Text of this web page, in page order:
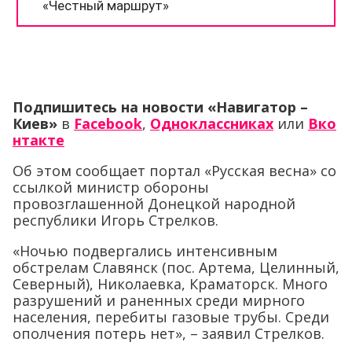
Подпишитесь на новости «Навигатор –
Киев» в Facebook, Одноклассниках или Вко
нтакте
Об этом сообщает портал «Русская весна» со
ссылкой министр обороны
провозглашенной Донецкой народной
республики Игорь Стрелков.
«Ночью подвергались интенсивным
обстрелам Славянск (пос. Артема, Целинный,
Северный), Николаевка, Краматорск. Много
разрушений и раненных среди мирного
населения, перебиты газовые трубы. Среди
ополчения потерь нет», – заявил Стрелков.